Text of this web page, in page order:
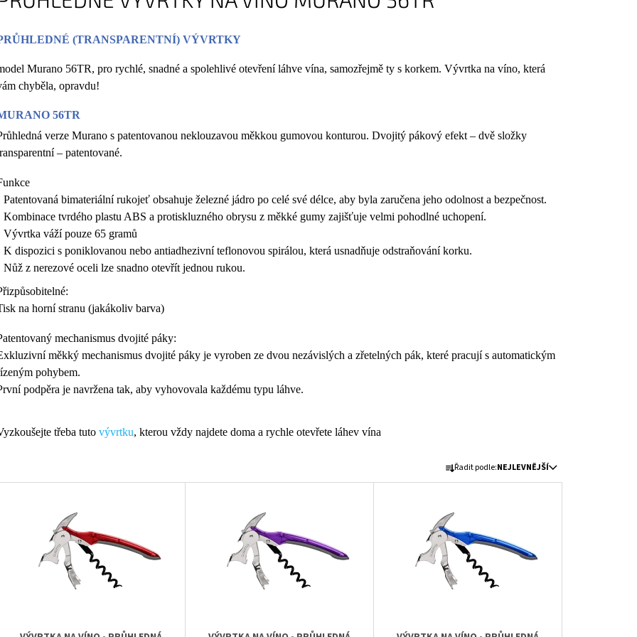
(TRANSPARENTNÍ) VÝVRTKY
Murano 56TR, pro rychlé, snadné a spolehlivé otevření láhve vína, samozřejmě ty s korkem. Vývrtka na víno, která
chyběla, opravdu!
56TR
verze Murano s patentovanou neklouzavou měkkou gumovou konturou. Dvojitý pákový efekt – dvě složky
– patentované.
Patentovaná bimateriální rukojeť obsahuje železné jádro po celé své délce, aby byla zaručena jeho odolnost a bezpečnost.
Kombinace tvrdého plastu ABS a protiskluzného obrysu z měkké gumy zajišťuje velmi pohodlné uchopení.
Vývrtka váží pouze 65 gramů
K dispozici s poniklovanou nebo antiadhezivní teflonovou spirálou, která usnadňuje odstraňování korku.
Nůž z nerezové oceli lze snadno otevřít jednou rukou.
na horní stranu (jakákoliv barva)
mechanismus dvojité páky:
měkký mechanismus dvojité páky je vyroben ze dvou nezávislých a zřetelných pák, které pracují s automatickým
pohybem.
podpěra je navržena tak, aby vyhovovala každému typu láhve.
třeba tuto vývrtku, kterou vždy najdete doma a rychle otevřete láhev vína
Ř
A
E
N
Í
P
R
D
Řadit podle:NEJLEVNĚJŠÍ
Kč
168 Kč